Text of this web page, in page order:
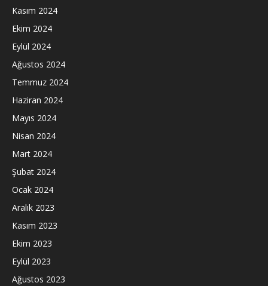
Kasım 2024
Ekim 2024
Eylül 2024
Ağustos 2024
Temmuz 2024
Haziran 2024
Mayıs 2024
Nisan 2024
Mart 2024
Şubat 2024
Ocak 2024
Aralık 2023
Kasım 2023
Ekim 2023
Eylül 2023
Ağustos 2023